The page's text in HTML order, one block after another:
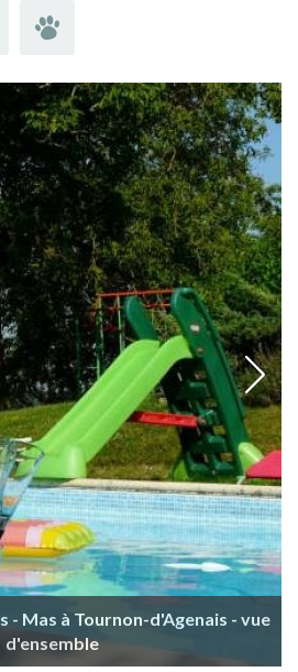
- Mas à Tournon-d'Agenais - vue
d'ensemble